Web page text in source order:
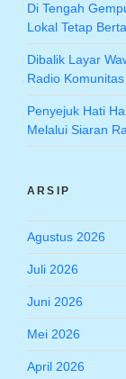
Di Tengah
Lokal Tetap
Dibalik Layar
Radio Komunitas
Penyejuk Hati
Melalui Siaran
ARSIP
Agustus 2026
Juli 2026
Juni 2026
Mei 2026
April 2026